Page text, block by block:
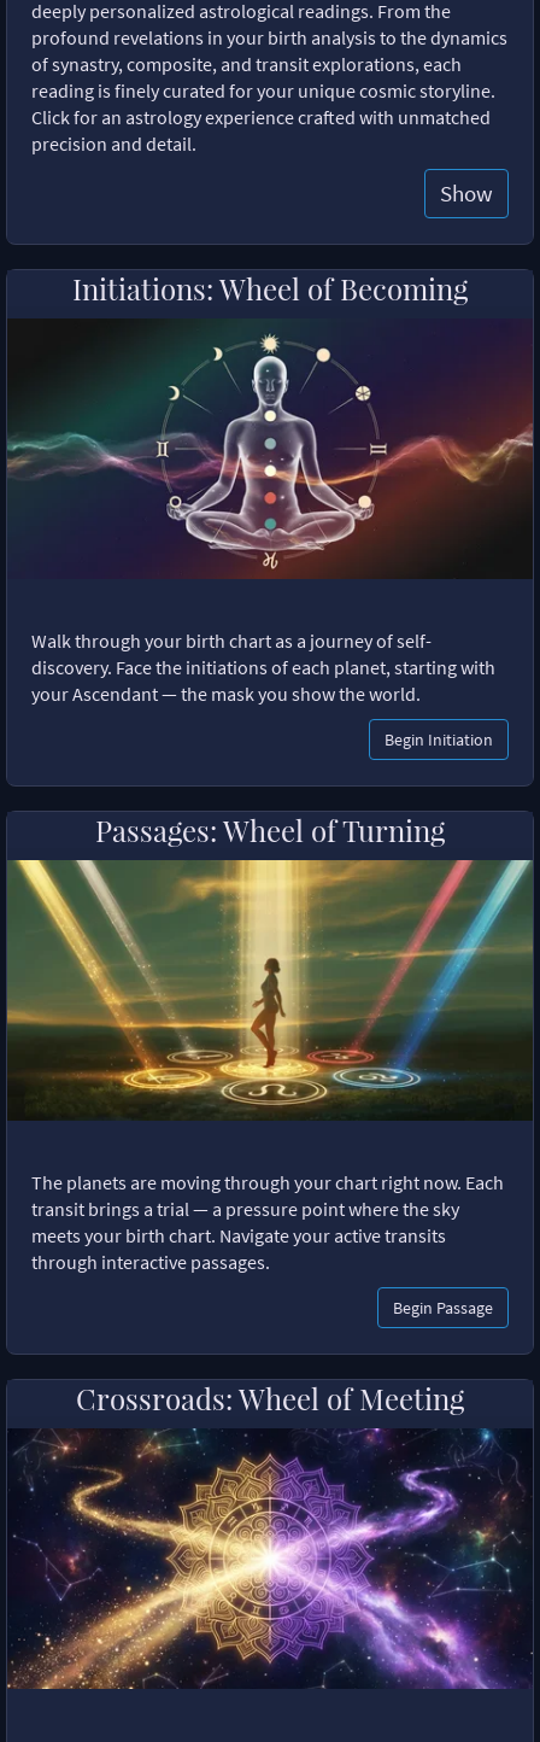
deeply personalized astrological readings. From the
profound revelations in your birth analysis to the dynamics
of synastry, composite, and transit explorations, each
reading is finely curated for your unique cosmic storyline.
Click for an astrology experience crafted with unmatched
precision and detail.
Show
Initiations: Wheel of Becoming
Walk through your birth chart as a journey of self-
discovery. Face the initiations of each planet, starting with
your Ascendant — the mask you show the world.
Begin Initiation
Passages: Wheel of Turning
The planets are moving through your chart right now. Each
transit brings a trial — a pressure point where the sky
meets your birth chart. Navigate your active transits
through interactive passages.
Begin Passage
Crossroads: Wheel of Meeting